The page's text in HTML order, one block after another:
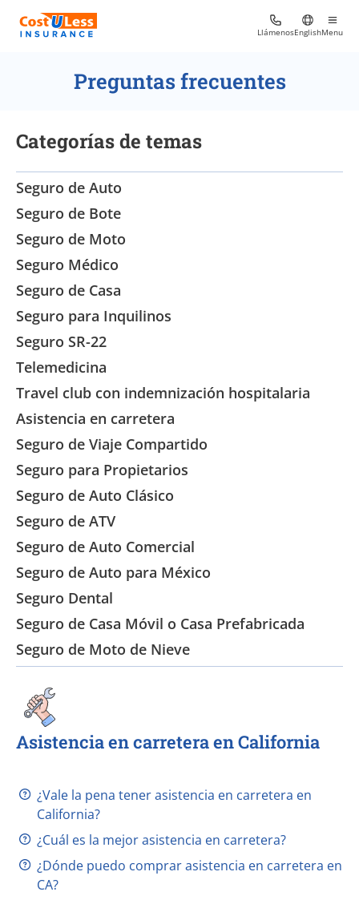
LlámenosEnglishMenu
Preguntas frecuentes
Categorías de temas
Seguro de Auto
Seguro de Bote
Seguro de Moto
Seguro Médico
Seguro de Casa
Seguro para Inquilinos
Seguro SR-22
Telemedicina
Travel club con indemnización hospitalaria
Asistencia en carretera
Seguro de Viaje Compartido
Seguro para Propietarios
Seguro de Auto Clásico
Seguro de ATV
Seguro de Auto Comercial
Seguro de Auto para México
Seguro Dental
Seguro de Casa Móvil o Casa Prefabricada
Seguro de Moto de Nieve
Asistencia en carretera en California
¿Vale la pena tener asistencia en carretera en
California?
¿Cuál es la mejor asistencia en carretera?
¿Dónde puedo comprar asistencia en carretera en
CA?